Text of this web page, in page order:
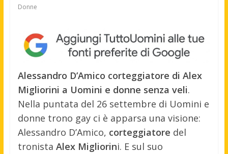
Donne
Alessandro D’Amico corteggiatore di Alex
Migliorini a Uomini e donne senza veli.
Nella puntata del 26 settembre di Uomini e
donne trono gay ci è apparsa una visione:
Alessandro D’Amico, corteggiatore del
tronista Alex Migliorini. E sul suo